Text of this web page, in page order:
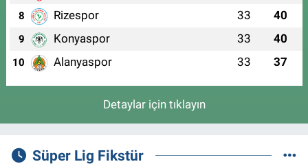
8 Rizespor 33 40
9 Konyaspor 33 40
10 Alanyaspor 33 37
Detaylar için tıklayın
Süper Lig Fikstür